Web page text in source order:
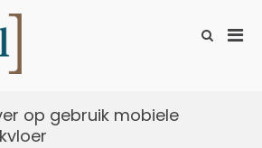
Toon
op gebruik mobiele